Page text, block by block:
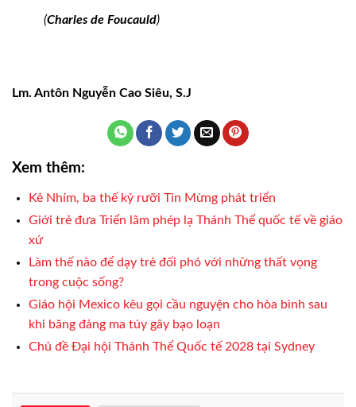
(Charles de Foucauld)
Lm. Antôn Nguyễn Cao Siêu, S.J
Xem thêm:
Kẻ Nhím, ba thế kỷ rưỡi Tin Mừng phát triển
Giới trẻ đưa Triển lãm phép lạ Thánh Thể quốc tế về giáo
xứ
Làm thế nào để dạy trẻ đối phó với những thất vọng
trong cuộc sống?
Giáo hội Mexico kêu gọi cầu nguyện cho hòa bình sau
khi băng đảng ma túy gây bạo loạn
Chủ đề Đại hội Thánh Thể Quốc tế 2028 tại Sydney